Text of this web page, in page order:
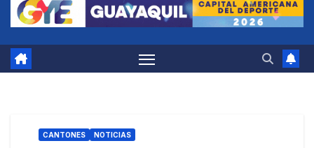
CANTONES NOTICIAS